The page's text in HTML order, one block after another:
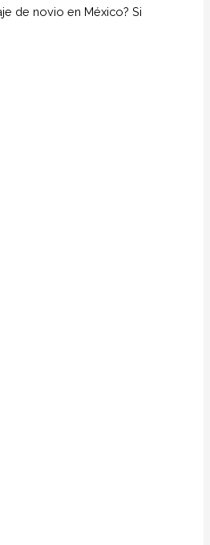
de novio en México? Si